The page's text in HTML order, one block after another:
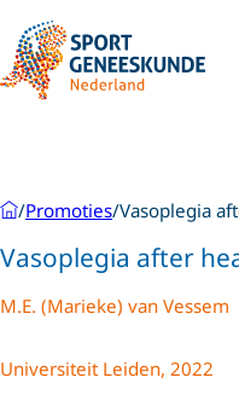
/Promoties/Vasoplegia
Vasoplegia after
M.E. (Marieke) van Vessem
Universiteit Leiden, 2022